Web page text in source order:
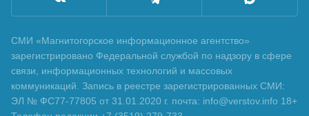
СМИ «Магнитогорское информационное агентство»
зарегистрировано Федеральной службой по надзору в сфере
связи, информационных технологий и массовых
коммуникаций. Запись в реестре зарегистрированных СМИ:
ЭЛ № ФС77-77805 от 31.01.2020 г. почта: info@verstov.info 18+